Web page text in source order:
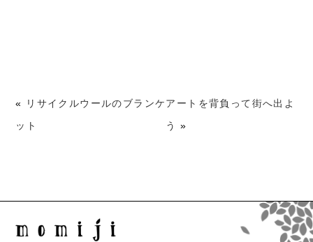
«
リサイクルウールのブランケ
ット
アートを背負って街へ出よ
う
»